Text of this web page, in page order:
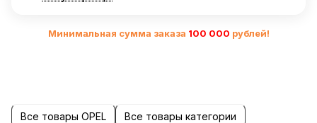
Минимальная сумма заказа 100 000 рублей!
Все товары OPEL Все товары категории